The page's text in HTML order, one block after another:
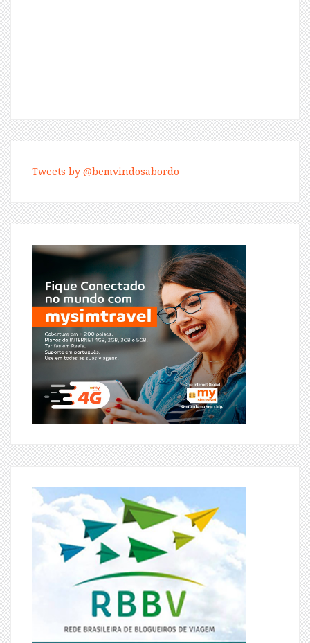
Tweets by @bemvindosabordo